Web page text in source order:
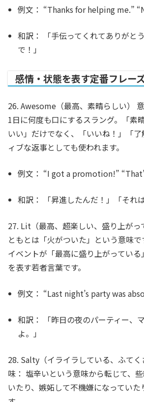
例文： “Thanks for helping me.” “
和訳：
「手伝ってくれてありがと
で！」
感情・状態を表す定番フレー
26. Awesome（最高、素晴らしい）
1日に何度も口にするスラング。「素
いい」だけでなく、「いいね！」「
ィブな返事としても使われます。
例文： “I got a promotion!”
和訳： 「昇進したんだ！」「それ
27. Lit（最高、超楽しい、盛り上がっ
ともとは「火がついた」という意味
イベントが「最高に盛り上がってい
を表す若者言葉です。
例文： “Last night’s party was
和訳：
「昨日の夜のパーティー、
よ。」
28. Salty（イライラしている、ふてく
味： 塩辛いという意味から転じて、
いたり、嫉妬して不機嫌になってい